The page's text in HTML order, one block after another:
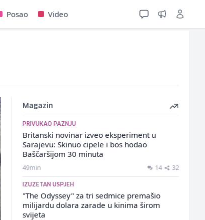
Posao Video
Magazin
PRIVUKAO PAŽNJU
Britanski novinar izveo eksperiment u
Sarajevu: Skinuo cipele i bos hodao
Baščaršijom 30 minuta
49min 14 32
IZUZETAN USPJEH
"The Odyssey" za tri sedmice premašio
milijardu dolara zarade u kinima širom
svijeta